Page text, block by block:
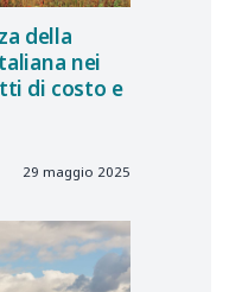
della
nei
di costo e
29 maggio 2025